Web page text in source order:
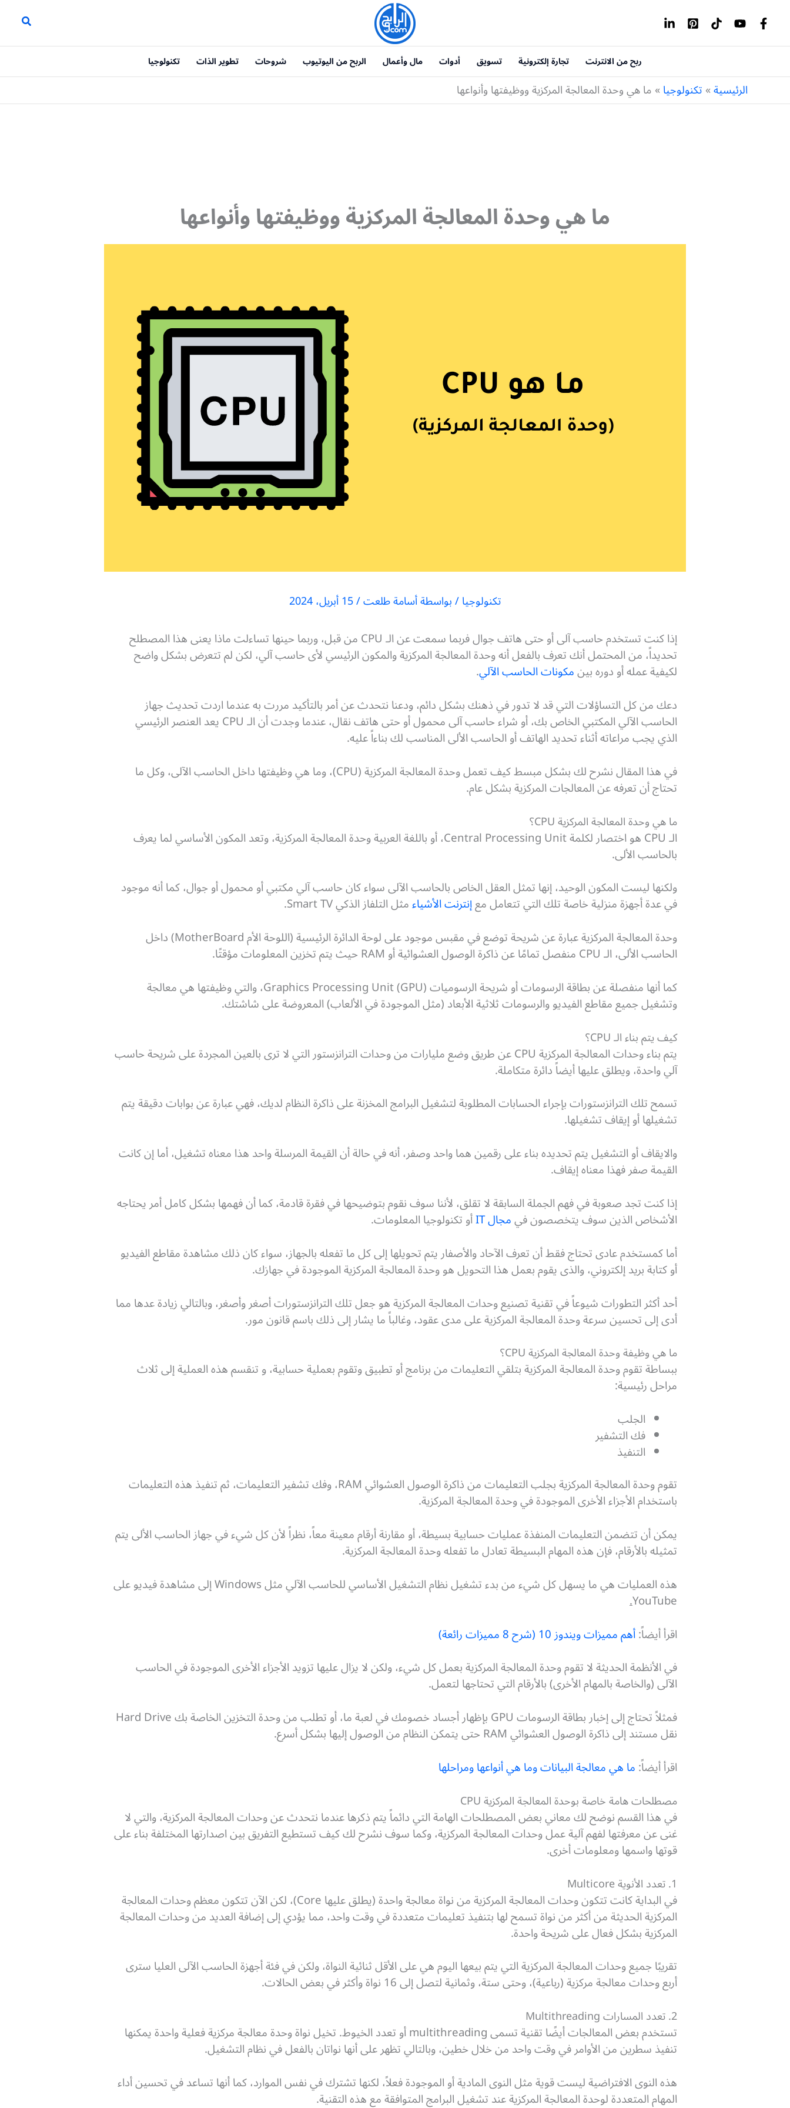
المحتوى
ربح من الانترنت تجارة إلكترونية تسويق أدوات مال وأعمال الربح من اليوتيوب شروحات تطوير الذات تكنولوجيا
الرئيسية تكنولوجيا ما هي وحدة المعالجة المركزية ووظيفتها وأنواعها
ما هي وحدة المعالجة المركزية ووظيفتها وأنواعها
تكنولوجيا/ بواسطةأسامة طلعت/15 أبريل، 2024
إذا كنت تستخدم حاسب آلى أو حتى هاتف جوال فربما سمعت عن الـ CPU من قبل، وربما حينها تساءلت ماذا يعنى هذا المصطلح
تحديداً، من المحتمل أنك تعرف بالفعل أنه وحدة المعالجة المركزية والمكون الرئيسي لأى حاسب آلي، لكن لم تتعرض بشكل واضح
لكيفية عمله أو دوره بينمكونات الحاسب الآلي.
دعك من كل التساؤلات التي قد لا تدور في ذهنك بشكل دائم، ودعنا نتحدث عن أمر بالتأكيد مررت به عندما اردت تحديث جهاز
الحاسب الآلي المكتبي الخاص بك، أو شراء حاسب آلى محمول أو حتى هاتف نقال، عندما وجدت أن الـ CPU يعد العنصر الرئيسي
الذي يجب مراعاته أثناء تحديد الهاتف أو الحاسب الألى المناسب لك بناءاً عليه.
في هذا المقال نشرح لك بشكل مبسط كيف تعمل وحدة المعالجة المركزية (CPU)، وما هي وظيفتها داخل الحاسب الآلى، وكل ما
تحتاج أن تعرفه عن المعالجات المركزية بشكل عام.
ما هي وحدة المعالجة المركزية CPU؟
الـ CPU هو اختصار لكلمة Central Processing Unit، أو باللغة العربية وحدة المعالجة المركزية، وتعد المكون الأساسي لما يعرف
بالحاسب الألى.
ولكنها ليست المكون الوحيد، إنها تمثل العقل الخاص بالحاسب الآلى سواء كان حاسب آلي مكتبي أو محمول أو جوال، كما أنه موجود
في عدة أجهزة منزلية خاصة تلك التي تتعامل معإنترنت الأشياءمثل التلفاز الذكي Smart TV.
وحدة المعالجة المركزية عبارة عن شريحة توضع في مقبس موجود على لوحة الدائرة الرئيسية (اللوحة الأم MotherBoard) داخل
الحاسب الألى، الـ CPU منفصل تمامًا عن ذاكرة الوصول العشوائية أو RAM حيث يتم تخزين المعلومات مؤقتًا.
كما أنها منفصلة عن بطاقة الرسومات أو شريحة الرسوميات (Graphics Processing Unit (GPU، والتي وظيفتها هي معالجة
وتشغيل جميع مقاطع الفيديو والرسومات ثلاثية الأبعاد (مثل الموجودة في الألعاب) المعروضة على شاشتك.
كيف يتم بناء الـ CPU؟
يتم بناء وحدات المعالجة المركزية CPU عن طريق وضع مليارات من وحدات الترانزستور التي لا ترى بالعين المجردة على شريحة حاسب
آلي واحدة، ويطلق عليها أيضاً دائرة متكاملة.
تسمح تلك الترانزستورات بإجراء الحسابات المطلوبة لتشغيل البرامج المخزنة على ذاكرة النظام لديك، فهي عبارة عن بوابات دقيقة يتم
تشغيلها أو إيقاف تشغيلها.
والايقاف أو التشغيل يتم تحديده بناء على رقمين هما واحد وصفر، أنه في حالة أن القيمة المرسلة واحد هذا معناه تشغيل، أما إن كانت
القيمة صفر فهذا معناه إيقاف.
إذا كنت تجد صعوبة في فهم الجملة السابقة لا تقلق، لأننا سوف نقوم بتوضيحها في فقرة قادمة، كما أن فهمها بشكل كامل أمر يحتاجه
الأشخاص الذين سوف يتخصصون فيمجال IT أو تكنولوجيا المعلومات.
أما كمستخدم عادى تحتاج فقط أن تعرف الآحاد والأصفار يتم تحويلها إلى كل ما تفعله بالجهاز، سواء كان ذلك مشاهدة مقاطع الفيديو
أو كتابة بريد إلكتروني، والذى يقوم بعمل هذا التحويل هو وحدة المعالجة المركزية الموجودة في جهازك.
أحد أكثر التطورات شيوعاً في تقنية تصنيع وحدات المعالجة المركزية هو جعل تلك الترانزستورات أصغر وأصغر، وبالتالي زيادة عدها مما
أدى إلى تحسين سرعة وحدة المعالجة المركزية على مدى عقود، وغالباً ما يشار إلى ذلك باسم قانون مور.
ما هي وظيفة وحدة المعالجة المركزية CPU؟
ببساطة تقوم وحدة المعالجة المركزية بتلقي التعليمات من برنامج أو تطبيق وتقوم بعملية حسابية، و تنقسم هذه العملية إلى ثلاث
مراحل رئيسية:
الجلب
فك التشفير
التنفيذ
تقوم وحدة المعالجة المركزية بجلب التعليمات من ذاكرة الوصول العشوائي RAM، وفك تشفير التعليمات، ثم تنفيذ هذه التعليمات
باستخدام الأجزاء الأخرى الموجودة في وحدة المعالجة المركزية.
يمكن أن تتضمن التعليمات المنفذة عمليات حسابية بسيطة، أو مقارنة أرقام معينة معاً، نظراً لأن كل شيء في جهاز الحاسب الألى يتم
تمثيله بالأرقام، فإن هذه المهام البسيطة تعادل ما تفعله وحدة المعالجة المركزية.
هذه العمليات هي ما يسهل كل شيء من بدء تشغيل نظام التشغيل الأساسي للحاسب الآلي مثل Windows إلى مشاهدة فيديو على
YouTube
.
اقرأ أيضاً:أهم مميزات ويندوز 10 (شرح 8 مميزات رائعة)
في الأنظمة الحديثة لا تقوم وحدة المعالجة المركزية بعمل كل شيء، ولكن لا يزال عليها تزويد الأجزاء الأخرى الموجودة في الحاسب
الآلى (والخاصة بالمهام الأخرى) بالأرقام التي تحتاجها لتعمل.
فمثلاً تحتاج إلى إخبار بطاقة الرسومات GPU بإظهار أجساد خصومك في لعبة ما، أو تطلب من وحدة التخزين الخاصة بك Hard Drive
نقل مستند إلى ذاكرة الوصول العشوائي RAM حتى يتمكن النظام من الوصول إليها بشكل أسرع.
اقرأ أيضاً:ما هي معالجة البيانات وما هي أنواعها ومراحلها
مصطلحات هامة خاصة بوحدة المعالجة المركزية CPU
في هذا القسم نوضح لك معاني بعض المصطلحات الهامة التي دائماً يتم ذكرها عندما نتحدث عن وحدات المعالجة المركزية، والتي لا
غنى عن معرفتها لفهم آلية عمل وحدات المعالجة المركزية، وكما سوف نشرح لك كيف تستطيع التفريق بين اصدارتها المختلفة بناء على
قوتها واسمها ومعلومات أخرى.
1. تعدد الأنوية Multicore
في البداية كانت تتكون وحدات المعالجة المركزية من نواة معالجة واحدة (يطلق عليها Core)، لكن الآن تتكون معظم وحدات المعالجة
المركزية الحديثة من أكثر من نواة تسمح لها بتنفيذ تعليمات متعددة في وقت واحد، مما يؤدي إلى إضافة العديد من وحدات المعالجة
المركزية بشكل فعال على شريحة واحدة.
تقريبًا جميع وحدات المعالجة المركزية التي يتم بيعها اليوم هي على الأقل ثنائية النواة، ولكن في فئة أجهزة الحاسب الآلى العليا سترى
أربع وحدات معالجة مركزية (رباعية)، وحتى ستة، وثمانية لتصل إلى 16 نواة وأكثر في بعض الحالات.
2. تعدد المسارات Multithreading
تستخدم بعض المعالجات أيضًا تقنية تسمى multithreading أو تعدد الخيوط. تخيل نواة وحدة معالجة مركزية فعلية واحدة يمكنها
تنفيذ سطرين من الأوامر في وقت واحد من خلال خطين، وبالتالي تظهر على أنها نواتان بالفعل في نظام التشغيل.
هذه النوى الافتراضية ليست قوية مثل النوى المادية أو الموجودة فعلاً، لكنها تشترك في نفس الموارد، كما أنها تساعد في تحسين أداء
المهام المتعددة لوحدة المعالجة المركزية عند تشغيل البرامج المتوافقة مع هذه التقنية.